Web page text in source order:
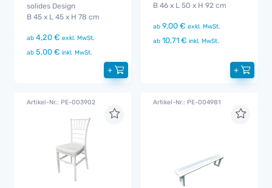
solides Design
B 45 x L 45 x H 78 cm
ab 4,20 € exkl. MwSt.
ab 5,00 € inkl. MwSt.
+
B 46 x L 50 x H 92 cm
ab 9,00 € exkl. MwSt.
ab 10,71 € inkl. MwSt.
+
Artikel-Nr.: PE-003902 Artikel-Nr.: PE-004981